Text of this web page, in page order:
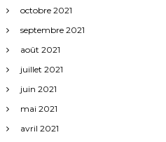
octobre 2021
septembre 2021
août 2021
juillet 2021
juin 2021
mai 2021
avril 2021